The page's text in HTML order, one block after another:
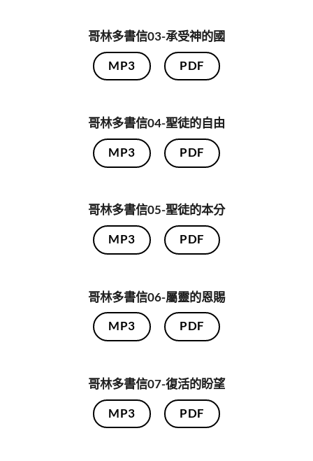
哥林多書信03-承受神的國
MP3
PDF
哥林多書信04-聖徒的自由
MP3
PDF
哥林多書信05-聖徒的本分
MP3
PDF
哥林多書信06-屬靈的恩賜
MP3
PDF
哥林多書信07-復活的盼望
MP3
PDF